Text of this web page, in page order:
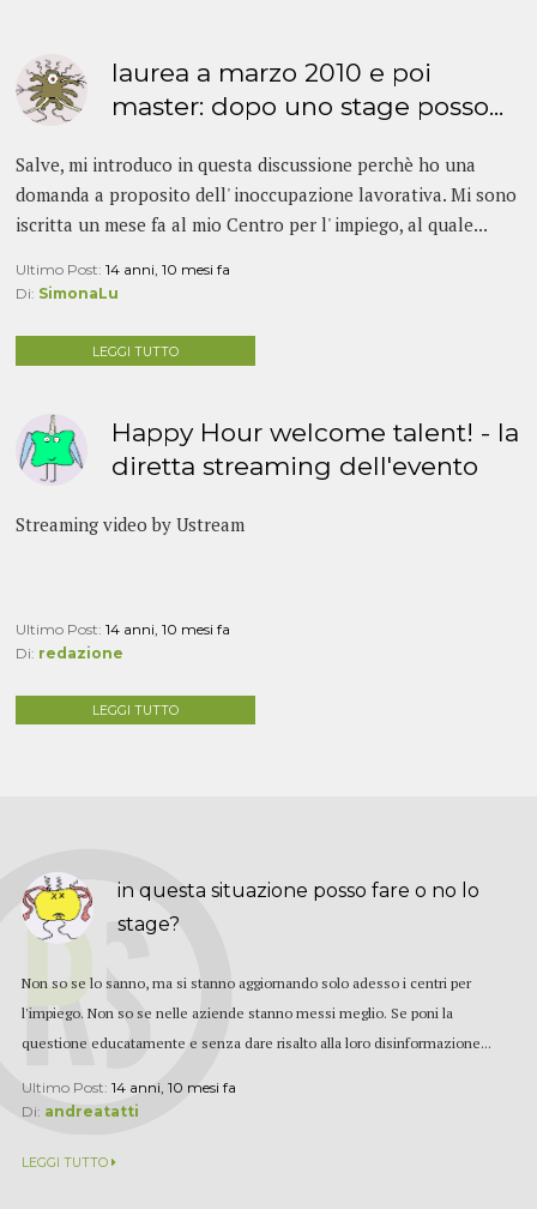
laurea a marzo 2010 e poi
master: dopo uno stage posso...
Salve, mi introduco in questa discussione perchè ho una
domanda a proposito dell' inoccupazione lavorativa. Mi sono
iscritta un mese fa al mio Centro per l' impiego, al quale...
Ultimo Post:14 anni, 10 mesi fa
Di: SimonaLu
LEGGI TUTTO
Happy Hour welcome talent! - la
diretta streaming dell'evento
Streaming video by Ustream
Ultimo Post:14 anni, 10 mesi fa
Di: redazione
LEGGI TUTTO
in questa situazione posso fare o no lo
stage?
Non so se lo sanno, ma si stanno aggiornando solo adesso i centri per
l'impiego. Non so se nelle aziende stanno messi meglio. Se poni la
questione educatamente e senza dare risalto alla loro disinformazione...
Ultimo Post: 14 anni, 10 mesi fa
Di: andreatatti
LEGGI TUTTO